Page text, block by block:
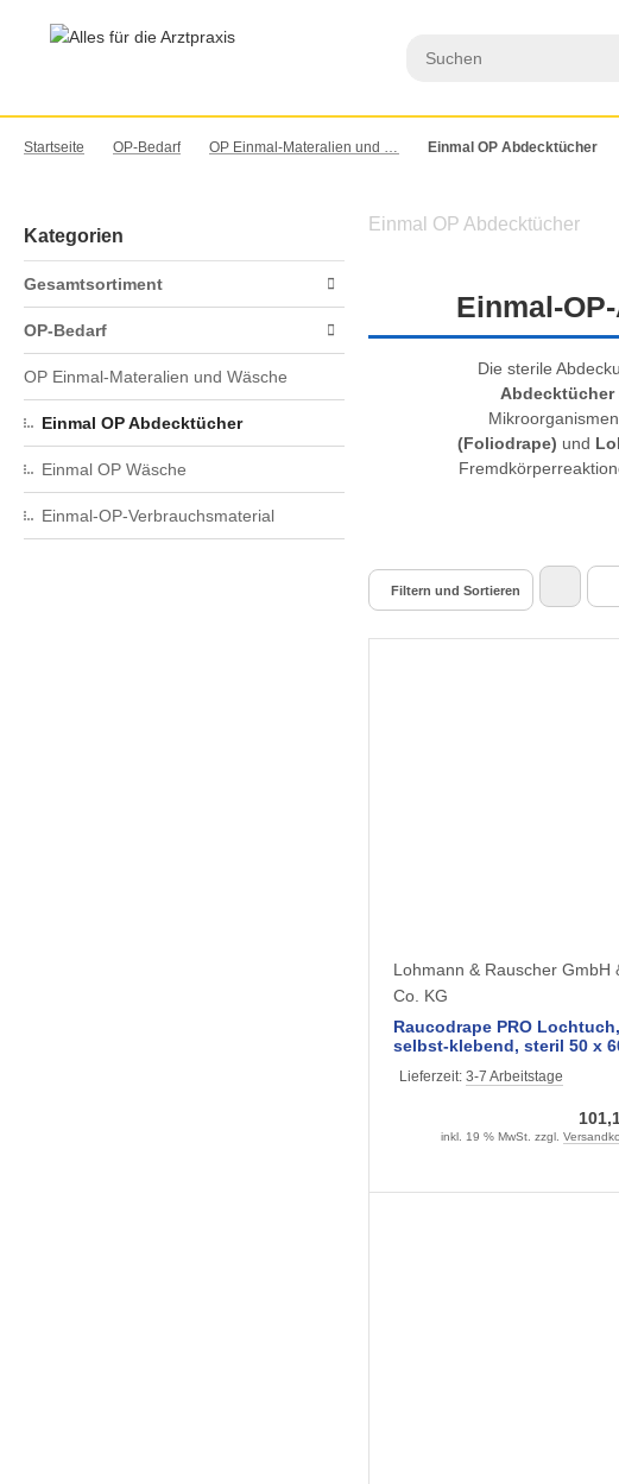
Startseite OP-Bedarf OP Einmal-Materalien und Wäsche Einmal OP Abdecktücher
Kategorien
Gesamtsortiment
OP-Bedarf
OP Einmal-Materalien und Wäsche
Einmal OP Abdecktücher
Einmal OP Wäsche
Einmal-OP-Verbrauchsmaterial
Einmal OP Abdecktücher
Einmal-
Die sterile
Abdecktücher
(Foliodrape) und
Filtern und Sortieren
Lohmann & Rauscher GmbH
Co. KG
Raucodrape PRO Lochtuch,
selbst-klebend, steril 50 x
Lieferzeit: 3-7 Arbeitstage
inkl. 19 % MwSt. zzgl.